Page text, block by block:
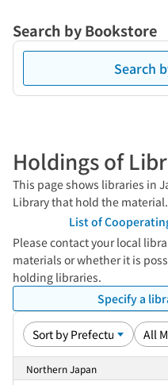
Search by Bookstore
Search
Holdings of
This page shows libraries in
Library that hold the material.
List of
Please contact your local
materials or whether it is
holding libraries.
Specify a
Northern Japan